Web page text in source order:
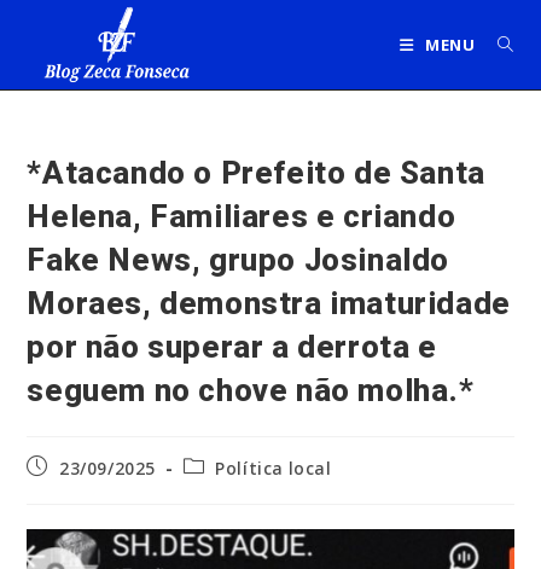
MENU
*Atacando o Prefeito de Santa
Helena, Familiares e criando
Fake News, grupo Josinaldo
Moraes, demonstra imaturidade
por não superar a derrota e
seguem no chove não molha.*
Post23/09/2025
Categoria
Política local